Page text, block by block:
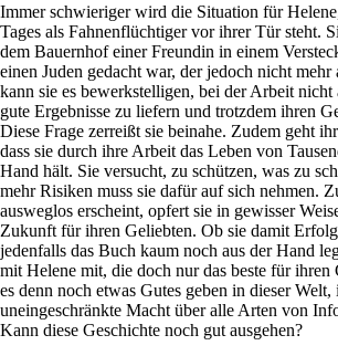
Immer schwieriger wird die Situation für
Tages als Fahnenflüchtiger vor ihrer Tür steht.
dem Bauernhof einer Freundin in einem
einen Juden gedacht war, der jedoch nicht
kann sie es bewerkstelligen, bei der Arbeit
gute Ergebnisse zu liefern und trotzdem ihren
Diese Frage zerreißt sie beinahe. Zudem geht
dass sie durch ihre Arbeit das Leben von
Hand hält. Sie versucht, zu schützen, was zu
mehr Risiken muss sie dafür auf sich nehmen.
ausweglos erscheint, opfert sie in gewisser
Zukunft für ihren Geliebten. Ob sie damit
jedenfalls das Buch kaum noch aus der Hand
mit Helene mit, die doch nur das beste für ihren
es denn noch etwas Gutes geben in dieser
uneingeschränkte Macht über alle Arten von
Kann diese Geschichte noch gut ausgehen?